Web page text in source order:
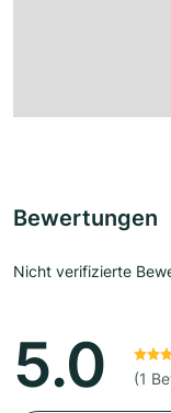
Bewertungen
Nicht verifizierte
5.0 (1